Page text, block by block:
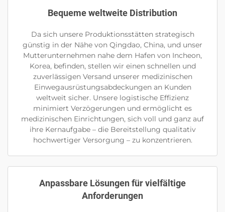
Bequeme weltweite Distribution
Da sich unsere Produktionsstätten strategisch
günstig in der Nähe von Qingdao, China, und unser
Mutterunternehmen nahe dem Hafen von Incheon,
Korea, befinden, stellen wir einen schnellen und
zuverlässigen Versand unserer medizinischen
Einwegausrüstungsabdeckungen an Kunden
weltweit sicher. Unsere logistische Effizienz
minimiert Verzögerungen und ermöglicht es
medizinischen Einrichtungen, sich voll und ganz auf
ihre Kernaufgabe – die Bereitstellung qualitativ
hochwertiger Versorgung – zu konzentrieren.
Anpassbare Lösungen für vielfältige
Anforderungen